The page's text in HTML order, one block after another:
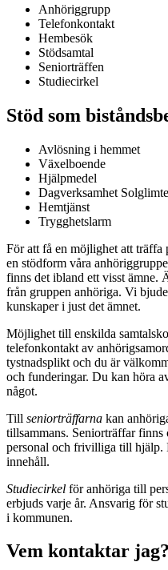
Anhöriggrupp
Telefonkontakt
Hembesök
Stödsamtal
Seniorträffen
Studiecirkel
Stöd som
Avlösning i hemmet
Växelboende
Hjälpmedel
Dagverksamhet
Hemtjänst
Trygghetslarm
För att få en möjlighet att träffa
en stödform våra
finns det ibland ett visst ämne.
från gruppen anhöriga. Vi
kunskaper i just det ämnet.
Möjlighet till enskilda
telefonkontakt av
tystnadsplikt och du är
och funderingar. Du kan höra
något.
Till seniorträffarna kan
tillsammans. Seniorträffar
personal och frivilliga till hjälp.
innehåll.
Studiecirkel för anhöriga till
erbjuds varje år. Ansvarig för
i kommunen.
Vem kontaktar jag?